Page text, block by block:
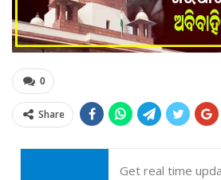
0
Share
Get real time